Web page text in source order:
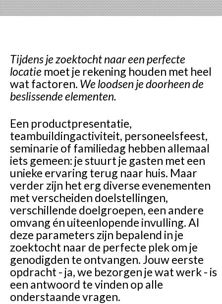
Tijdens je zoektocht naar een perfecte
locatie moet je rekening houden met heel
wat factoren. We loodsen je doorheen de
beslissende elementen.
Een productpresentatie,
teambuildingactiviteit, personeelsfeest,
seminarie of familiedag hebben allemaal
iets gemeen: je stuurt je gasten met een
unieke ervaring terug naar huis. Maar
verder zijn het erg diverse evenementen
met verscheiden doelstellingen,
verschillende doelgroepen, een andere
omvang én uiteenlopende invulling. Al
deze parameters zijn bepalend in je
zoektocht naar de perfecte plek om je
genodigden te ontvangen. Jouw eerste
opdracht - ja, we bezorgen je wat werk - is
een antwoord te vinden op alle
onderstaande vragen.